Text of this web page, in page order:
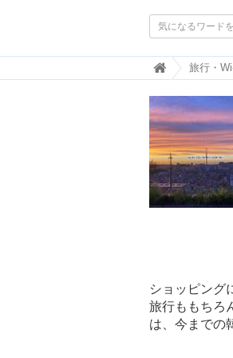
韓
国
ト
レ
ン
ド
情
報
・
韓
国
O
A
H
旅行・
ショッピング
旅行ももちろ
は、今までの